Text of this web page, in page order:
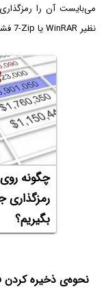
می‌بایست آن را رمزگذاری
نظیر WinRAR یا
7-Zip
چگونه
رمزگذاری
بگیریم؟